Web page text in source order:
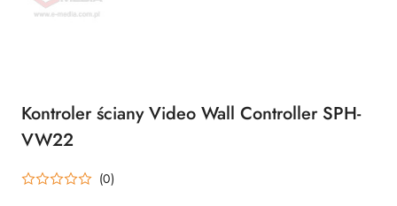
Kontroler ściany Video Wall Controller SPH-
VW22
(0)